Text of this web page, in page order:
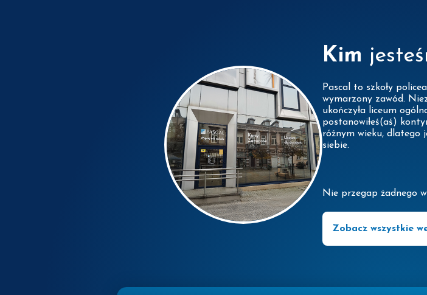
Kim
Pascal to szkoły
wymarzony zawód.
ukończyła liceum
postanowiłeś(aś)
różnym wieku, dlatego
siebie.
Nie przegap żadnego
Zobacz wszystkie